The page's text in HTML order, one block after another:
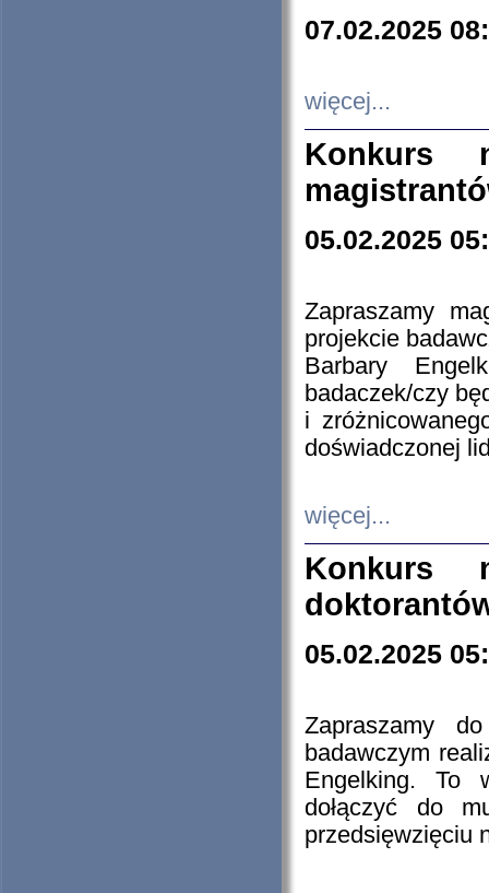
07.02.2025
więcej...
Konkurs
05.02.2025
Zapraszamy
projekcie
Barbary
badaczek/czy
i
doświadczonej
więcej...
Konkurs
05.02.2025
Zapraszamy
badawczym
Engelking. To
dołączyć do
przedsięwzięciu